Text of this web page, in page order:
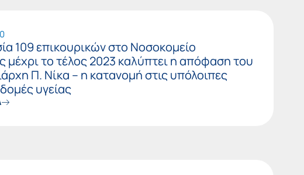
109 επικουρικών στο Νοσοκομείο
μέχρι το τέλος 2023 καλύπτει η απόφαση του
Π. Νίκα – η κατανομή στις υπόλοιπες
υγείας